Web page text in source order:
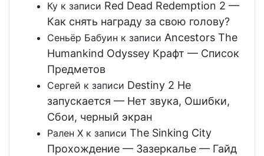
Ку к записи Red Dead Redemption 2 —
Как снять награду за свою голову?
Сеньёр Бабуин к записи Ancestors The
Humankind Odyssey Крафт — Список
Предметов
Сергей к записи Destiny 2 Не
запускается — Нет звука, Ошибки,
Сбои, черный экран
Рален Х к записи The Sinking City
Прохождение — Зазеркалье — Гайд